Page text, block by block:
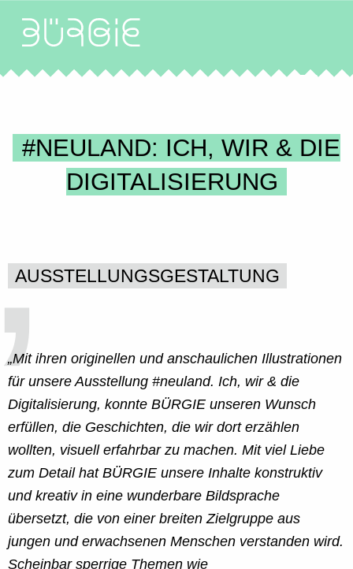
#NEULAND: ICH, WIR & DIE
DIGITALISIERUNG
AUSSTELLUNGSGESTALTUNG
„Mit ihren originellen und anschaulichen Illustrationen
für unsere Ausstellung #neuland. Ich, wir & die
Digitalisierung, konnte BÜRGIE unseren Wunsch
erfüllen, die Geschichten, die wir dort erzählen
wollten, visuell erfahrbar zu machen. Mit vielLiebe
zum Detailhat BÜRGIE unsere Inhalte konstruktiv
und kreativin eine wunderbare Bildsprache
übersetzt, die von einer breiten Zielgruppe aus
jungen und erwachsenen Menschen verstanden wird.
Scheinbar sperrige Themen wie